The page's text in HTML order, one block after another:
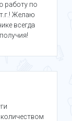
работу по
Желаю
всегда